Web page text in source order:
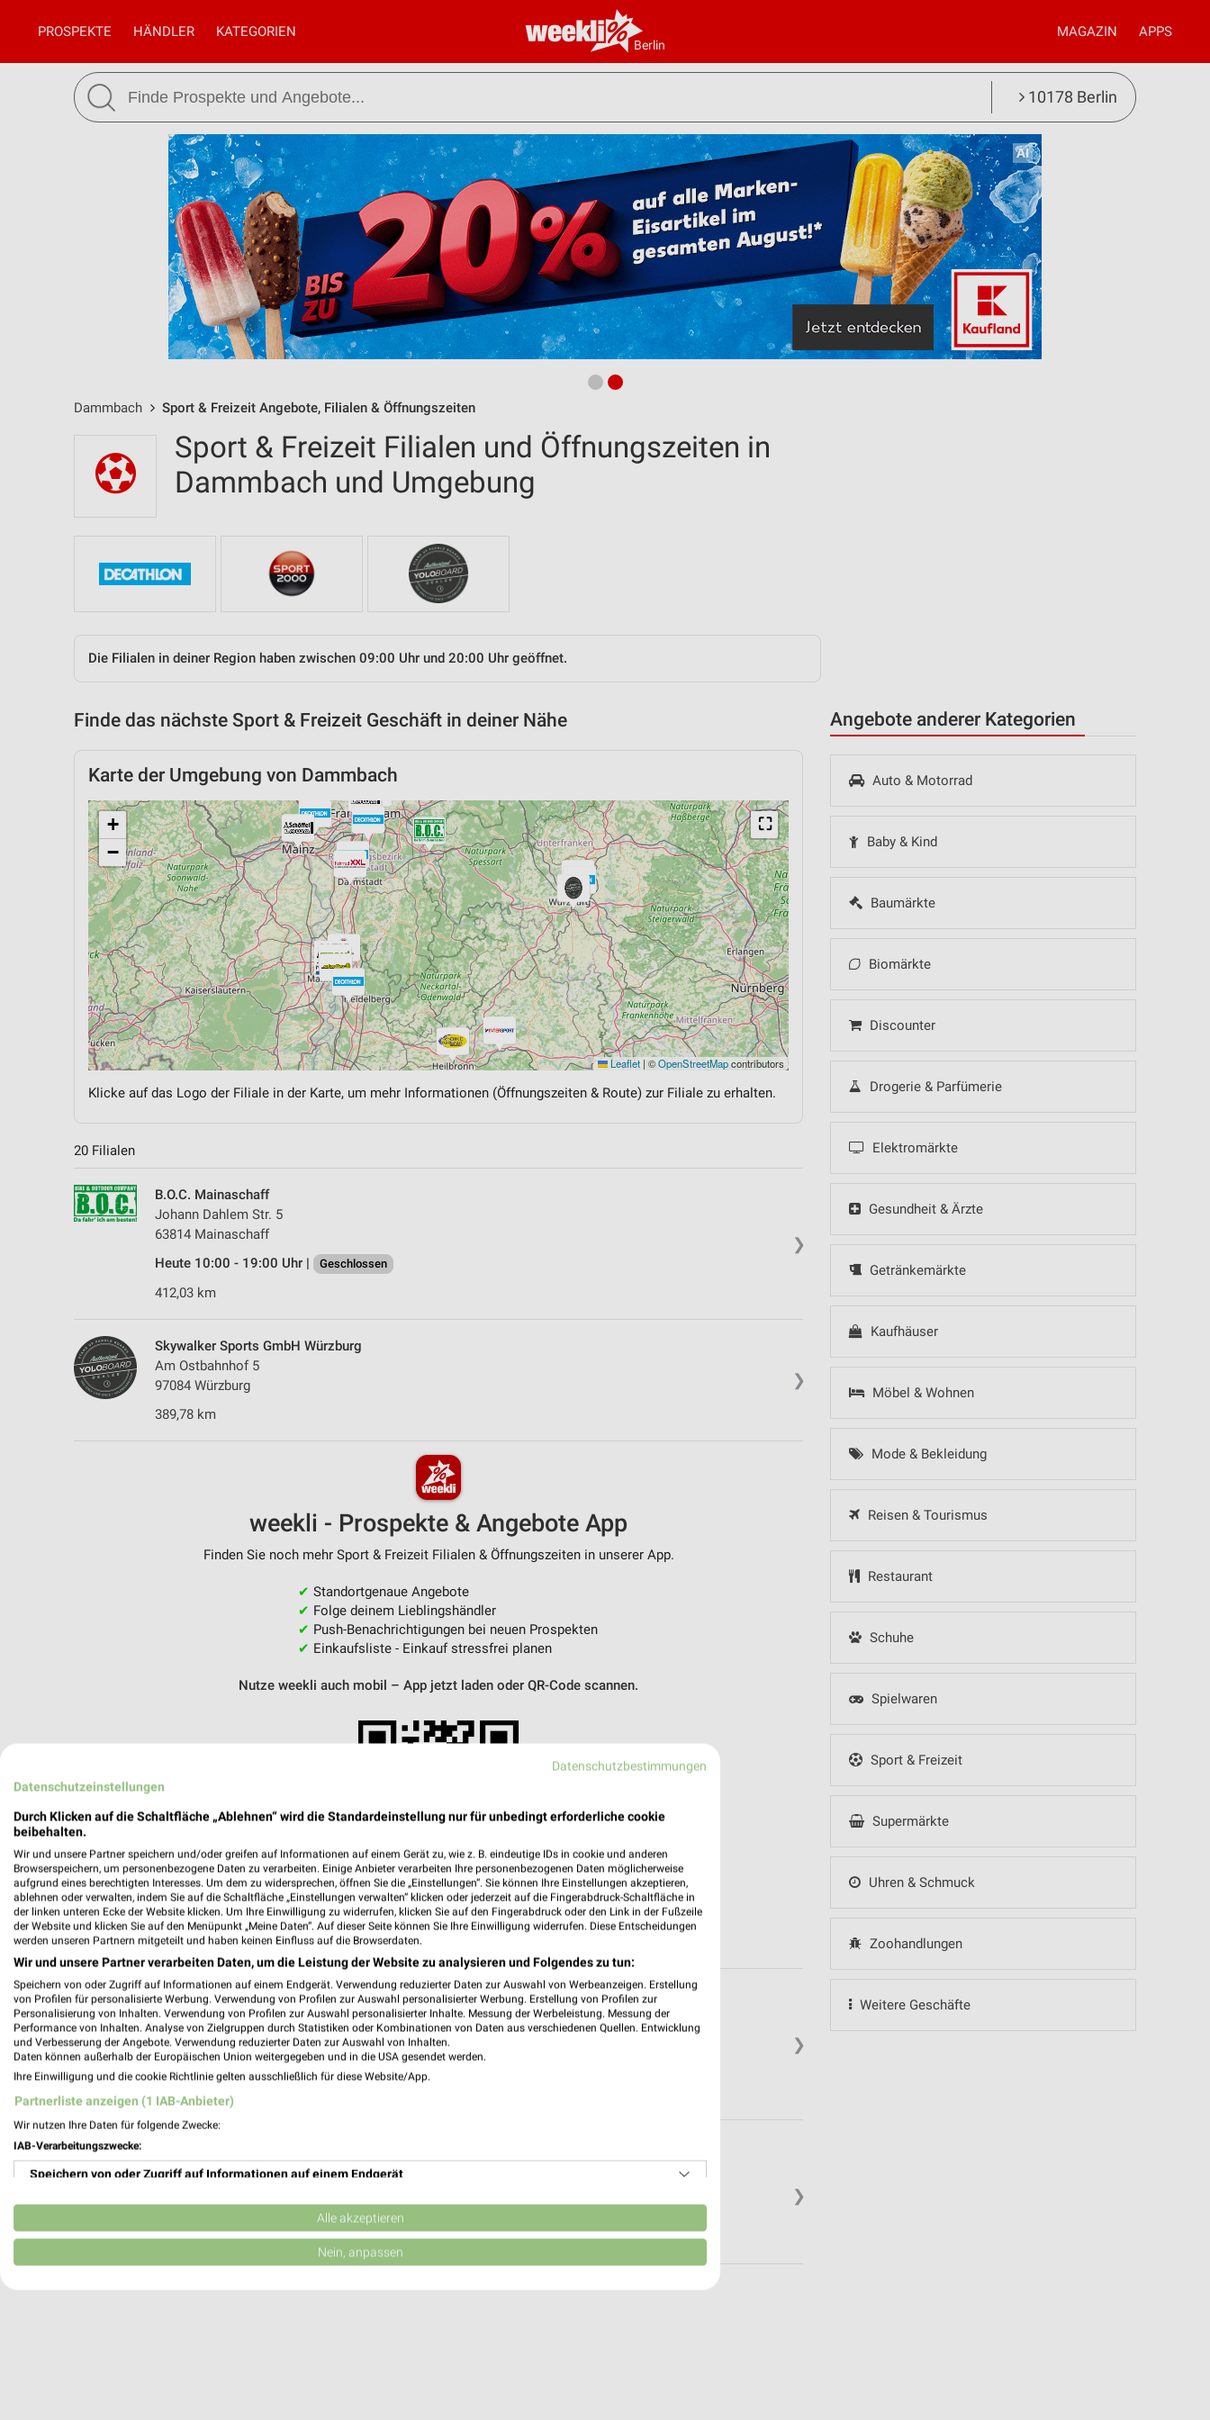
Berlin
PROSPEKTE HÄNDLER KATEGORIEN MAGAZIN APPS
10178 Berlin
Dammbach Sport & Freizeit Angebote, Filialen & Öffnungszeiten
Angebote anderer Kategorien
Auto & Motorrad
Baby & Kind
Baumärkte
Biomärkte
Discounter
Drogerie & Parfümerie
Elektromärkte
Gesundheit & Ärzte
Getränkemärkte
Kaufhäuser
Möbel & Wohnen
Mode & Bekleidung
Reisen & Tourismus
Restaurant
Schuhe
Spielwaren
Sport & Freizeit
Supermärkte
Uhren & Schmuck
Zoohandlungen
Weitere Geschäfte
Sport & Freizeit Filialen und Öffnungszeiten in
Dammbach und Umgebung
Die Filialen in deiner Region haben zwischen 09:00 Uhr und 20:00 Uhr geöffnet.
Finde das nächste Sport & Freizeit Geschäft in deiner Nähe
Karte der Umgebung von Dammbach
⛶
+
−
Leaflet | ©OpenStreetMapcontributors
Klicke auf das Logo der Filiale in der Karte, um mehr Informationen (Öffnungszeiten & Route) zur Filiale zu erhalten.
20 Filialen
❯
B.O.C. Mainaschaff
Johann Dahlem Str. 5
63814 Mainaschaff
Heute 10:00 - 19:00 Uhr |
Geschlossen
412,03 km
❯
Skywalker Sports GmbH Würzburg
Am Ostbahnhof 5
97084 Würzburg
389,78 km
weekli - Prospekte & Angebote App
Finden Sie noch mehr Sport & Freizeit Filialen & Öffnungszeiten in unserer App.
✔ Standortgenaue Angebote
✔ Folge deinem Lieblingshändler
✔ Push-Benachrichtigungen bei neuen Prospekten
✔ Einkaufsliste - Einkauf stressfrei planen
Nutze weekli auch mobil – App jetzt laden oder QR-Code scannen.
❯
Lucky Bike Würzburg
Mainfrankenhöhe 10
97078 Würzburg
Heute 10:00 - 19:00 Uhr | Geschlossen
383,33 km
❯
Robert-Bunsen-Str. 4
Geschlossen
385,11 km
Datenschutzbestimmungen
Datenschutzeinstellungen
Durch Klicken auf die Schaltfläche „Ablehnen“ wird die Standardeinstellung nur für unbedingt erforderliche cookie
beibehalten.
Wir und unsere Partner speichern und/oder greifen auf Informationen auf einem Gerät zu, wie z. B. eindeutige IDs in cookie und anderen
Browserspeichern, um personenbezogene Daten zu verarbeiten. Einige Anbieter verarbeiten Ihre personenbezogenen Daten möglicherweise
aufgrund eines berechtigten Interesses. Um dem zu widersprechen, öffnen Sie die „Einstellungen“. Sie können Ihre Einstellungen akzeptieren,
ablehnen oder verwalten, indem Sie auf die Schaltfläche „Einstellungen verwalten“ klicken oder jederzeit auf die Fingerabdruck-Schaltfläche in
der linken unteren Ecke der Website klicken. Um Ihre Einwilligung zu widerrufen, klicken Sie auf den Fingerabdruck oder den Link in der Fußzeile
der Website und klicken Sie auf den Menüpunkt „Meine Daten“. Auf dieser Seite können Sie Ihre Einwilligung widerrufen. Diese Entscheidungen
werden unseren Partnern mitgeteilt und haben keinen Einfluss auf die Browserdaten.
Wir und unsere Partner verarbeiten Daten, um die Leistung der Website zu analysieren und Folgendes zu tun:
Speichern von oder Zugriff auf Informationen auf einem Endgerät. Verwendung reduzierter Daten zur Auswahl von Werbeanzeigen. Erstellung
von Profilen für personalisierte Werbung. Verwendung von Profilen zur Auswahl personalisierter Werbung. Erstellung von Profilen zur
Personalisierung von Inhalten. Verwendung von Profilen zur Auswahl personalisierter Inhalte. Messung der Werbeleistung. Messung der
Performance von Inhalten. Analyse von Zielgruppen durch Statistiken oder Kombinationen von Daten aus verschiedenen Quellen. Entwicklung
und Verbesserung der Angebote. Verwendung reduzierter Daten zur Auswahl von Inhalten.
Daten können außerhalb der Europäischen Union weitergegeben und in die USA gesendet werden.
Ihre Einwilligung und die cookie Richtlinie gelten ausschließlich für diese Website/App.
Partnerliste anzeigen (1 IAB-Anbieter)
Wir nutzen Ihre Daten für folgende Zwecke:
IAB-Verarbeitungszwecke:
Speichern von oder Zugriff auf Informationen auf einem Endgerät
Verwendung reduzierter Daten zur Auswahl von Werbeanzeigen
Erstellung von Profilen für personalisierte Werbung
Alle akzeptieren
Nein, anpassen